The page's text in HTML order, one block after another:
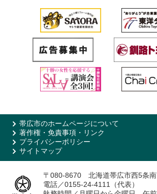
帯広市のホームページについて
著作権・免責事項・リンク
プライバシーポリシー
サイトマップ
〒080-8670 北海道帯広市西5条
電話／0155-24-4111（代表）